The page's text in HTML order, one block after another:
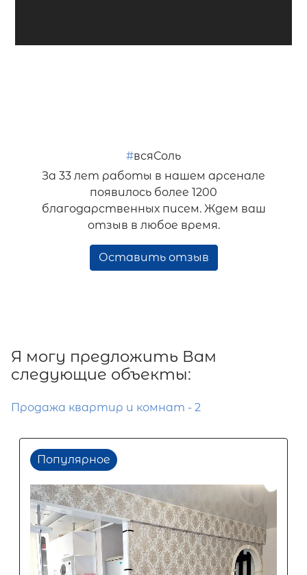
#всяСоль
За 33 лет работы в нашем арсенале
появилось более 1200
благодарственных писем. Ждем ваш
отзыв в любое время.
Оставить отзыв
Я могу предложить Вам
следующие объекты:
Продажа квартир и комнат - 2
Популярное